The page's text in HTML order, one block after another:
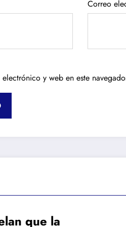
Correo
y web en este
Barcelona